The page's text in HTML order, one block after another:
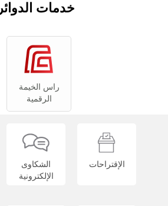
خدمات الدوائر
راس الخيمة
الرقمية
الإقتراحات
الشكاوى
الإلكترونية